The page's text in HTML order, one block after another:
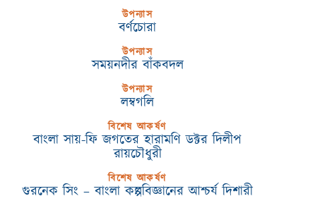
উপন্যাস
বর্ণচোরা
উপন্যাস
সময়নদীর বাঁকবদল
উপন্যাস
লম্বগলি
বিশেষ আকর্ষণ
বাংলা সায়-ফি জগতের হারামণি ডক্টর দিলীপ
রায়চৌধুরী
বিশেষ আকর্ষণ
গুরনেক সিং – বাংলা কল্পবিজ্ঞানের আশ্চর্য দিশারী